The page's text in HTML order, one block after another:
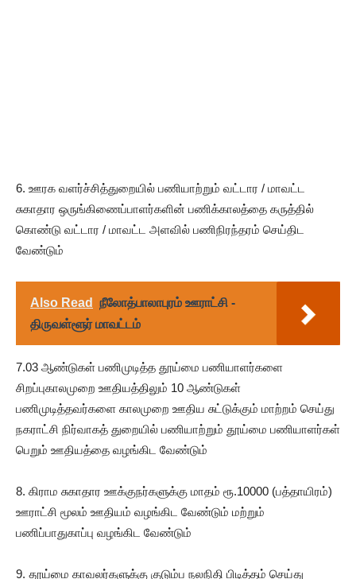
6. ஊரக வளர்ச்சித்துறையில் பணியாற்றும் வட்டார / மாவட்ட
சுகாதார ஒருங்கிணைப்பாளர்களின் பணிக்காலத்தை கருத்தில்
கொண்டு வட்டார / மாவட்ட அளவில் பணிநிரந்தரம் செய்திட
வேண்டும்
Also Read
நீலோத்பாலாபுரம் ஊராட்சி -
திருவள்ளூர் மாவட்டம்
7.03 ஆண்டுகள் பணிமுடித்த தூய்மை பணியாளர்களை
சிறப்புகாலமுறை ஊதியத்திலும் 10 ஆண்டுகள்
பணிமுடித்தவர்களை காலமுறை ஊதிய சுட்டுக்கும் மாற்றம் செய்து
நகராட்சி நிர்வாகத் துறையில் பணியாற்றும் தூய்மை பணியாளர்கள்
பெறும் ஊதியத்தை வழங்கிட வேண்டும்
8. கிராம சுகாதார ஊக்குநர்களுக்கு மாதம் ரூ.10000 (பத்தாயிரம்)
ஊராட்சி மூலம் ஊதியம் வழங்கிட வேண்டும் மற்றும்
பணிப்பாதுகாப்பு வழங்கிட வேண்டும்
9. தூய்மை காவலர்களுக்கு குடும்ப நலநிதி பிடித்தம் செய்து